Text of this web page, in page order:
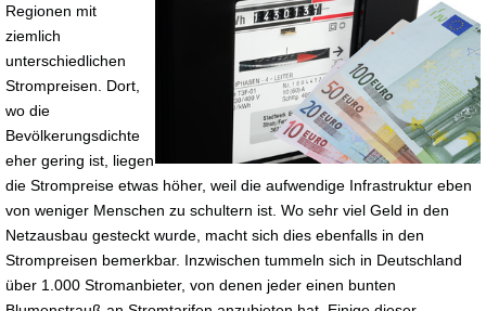
Regionen mit
ziemlich
unterschiedlichen
Strompreisen. Dort,
wo die
Bevölkerungsdichte
eher gering ist, liegen
die Strompreise etwas höher, weil die aufwendige Infrastruktur eben
von weniger Menschen zu schultern ist. Wo sehr viel Geld in den
Netzausbau gesteckt wurde, macht sich dies ebenfalls in den
Strompreisen bemerkbar. Inzwischen tummeln sich in Deutschland
über 1.000 Stromanbieter, von denen jeder einen bunten